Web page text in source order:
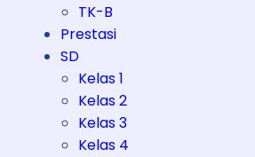
TK-B
Prestasi
SD
Kelas 1
Kelas 2
Kelas 3
Kelas 4